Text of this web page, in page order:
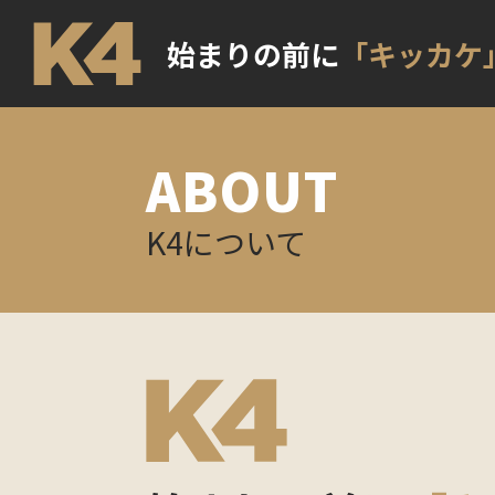
始まりの前に 「キッカケ」
ABOUT
K4について